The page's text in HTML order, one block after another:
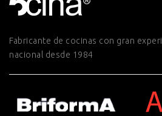
Fabricante de cocinas con gran
nacional desde 1984